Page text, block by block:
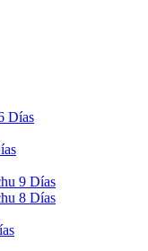
Días
9 Días
8 Días